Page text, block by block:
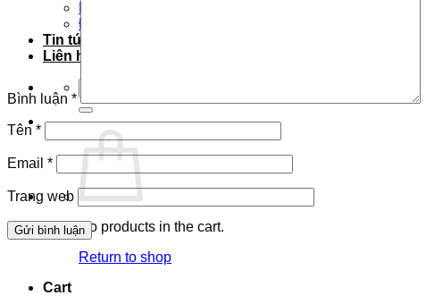
Điều Khiển Tivi/Điều hoà/Quạt
Tin tức
Liên hệ
for:
No products in the cart.
Return to shop
Cart
Bình luận *
Tên *
Email *
Trang web